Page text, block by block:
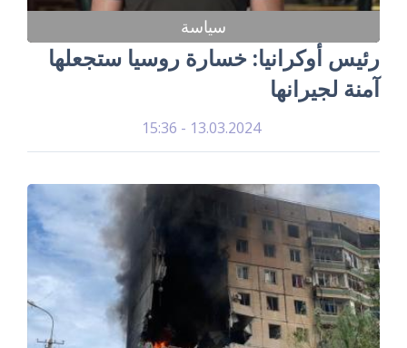
سياسة
رئيس أوكرانيا: خسارة روسيا ستجعلها
آمنة لجيرانها
13.03.2024 - 15:36